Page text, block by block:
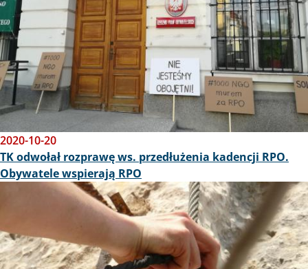
2020-10-20
TK odwołał rozprawę ws. przedłużenia kadencji RPO.
Obywatele wspierają RPO